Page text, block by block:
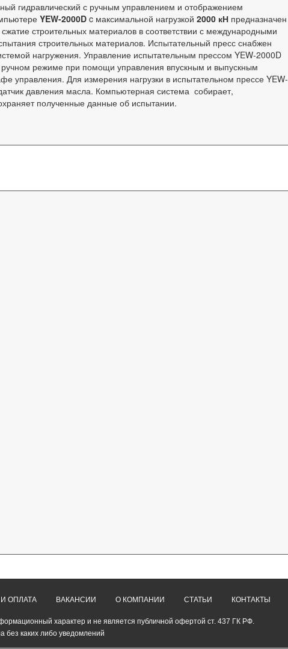
гидравлический с ручным управлением и отображением
YEW-2000D c максимальной нагрузкой 2000 кН предназначен
строительных материалов в соответствии с международными
строительных материалов. Испытательный пресс снабжен
нагружения. Управление испытательным прессом YEW-2000D
ручном режиме при помощи управления впускным и выпускным
управления. Для измерения нагрузки в испытательном прессе YEW-
давления масла. Компьютерная система собирает,
полученные данные об испытании.
ОПЛАТА ВАКАНСИИ О КОМПАНИИ СТАТЬИ КОНТАКТЫ
характер и не является публичной офертой ст. 437 ГК РФ.
без каких либо уведомлений